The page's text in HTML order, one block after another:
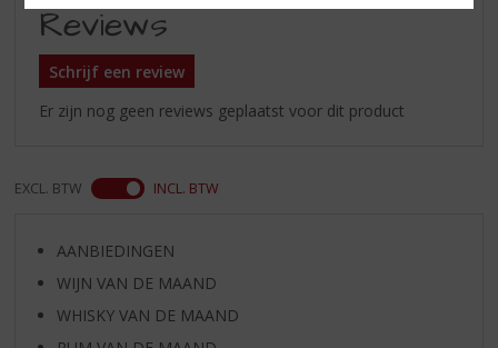
Reviews
Schrijf een review
Er zijn nog geen reviews geplaatst voor dit product
EXCL. BTW INCL. BTW
AANBIEDINGEN
WIJN VAN DE MAAND
WHISKY VAN DE MAAND